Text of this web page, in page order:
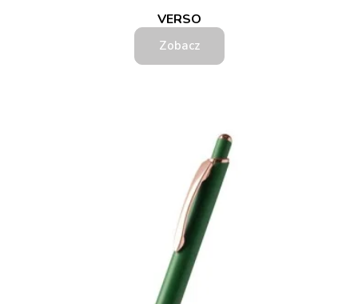
VERSO
Zobacz